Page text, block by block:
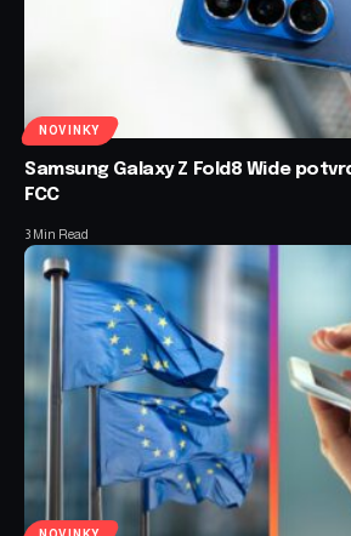
NOVINKY
Samsung Galaxy Z Fold8 Wide
FCC
3 Min Read